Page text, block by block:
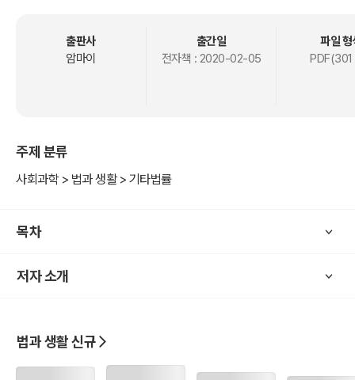
선고유예는 유죄판결이 선고되지 않았던 것과 동일한 효력이 있습니
다. 언제 선고유예를 선고받을 수 있을까요? 어떤 사람이 가능할까요?
고 자격정지 이상의 형을 받은 전과가 없는 자에게 할 수 있습니다. 선
고를 유예받은 날로부터 2년을 경과한 때에는 면소된 것으로 간주합니
때에는 유예한 형을 선고합니다.
구체적인 사례를 통해 관련 쟁점을 확인해 보시고 문제해결에 도움이
출판사
암마이
출간일
전자책 : 2020-02-05
파일 형
PDF(301
주제 분류
사회과학 > 법과 생활 > 기타법률
목차
저자 소개
법과 생활 신규